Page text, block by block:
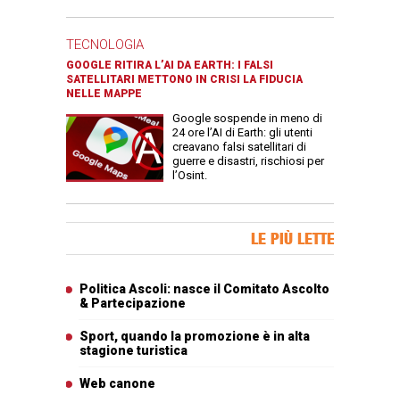
TECNOLOGIA
GOOGLE RITIRA L’AI DA EARTH: I FALSI
SATELLITARI METTONO IN CRISI LA FIDUCIA
NELLE MAPPE
Google sospende in meno di
24 ore l’AI di Earth: gli utenti
creavano falsi satellitari di
guerre e disastri, rischiosi per
l’Osint.
LE PIÙ LETTE
Politica Ascoli: nasce il Comitato Ascolto
& Partecipazione
Sport, quando la promozione è in alta
stagione turistica
Web canone